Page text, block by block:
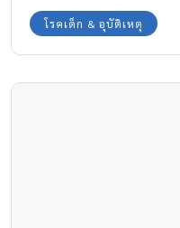
& Kids มี โรคที่มาพร้อมกับกา
วังเด็กๆ กันค่ะ
โรคเด็ก & อุบัติเหตุ